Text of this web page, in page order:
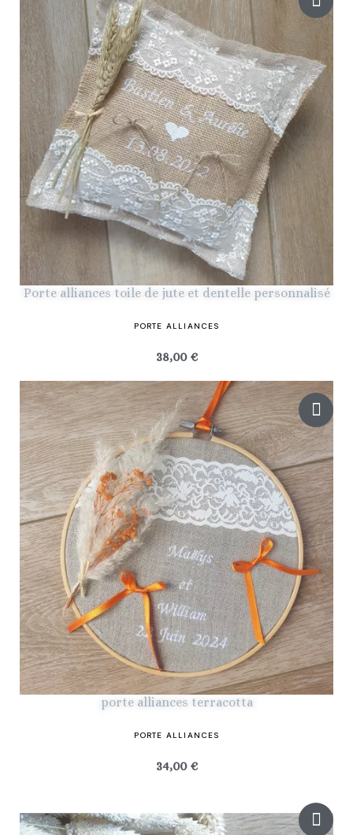
Porte alliances toile de jute et dentelle personnalisé
PORTE ALLIANCES
38,00 €
porte alliances terracotta
PORTE ALLIANCES
34,00 €